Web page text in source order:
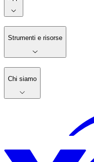
Strumenti e risorse
Chi siamo